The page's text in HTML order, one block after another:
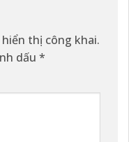
thị công khai.
dấu *